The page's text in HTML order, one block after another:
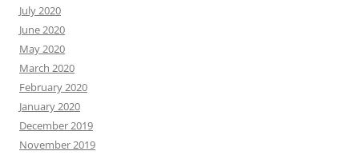
July 2020
June 2020
May 2020
March 2020
February 2020
January 2020
December 2019
November 2019